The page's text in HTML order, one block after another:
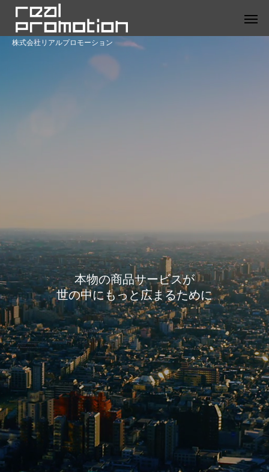
株式会社リアルプロモーション
本物の商品サービスが
世の中にもっと広まるために